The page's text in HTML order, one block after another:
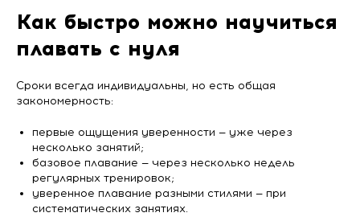
Как быстро можно научиться
плавать с нуля
Сроки всегда индивидуальны, но есть общая
закономерность:
первые ощущения уверенности — уже через
несколько занятий;
базовое плавание — через несколько недель
регулярных тренировок;
уверенное плавание разными стилями — при
систематических занятиях.